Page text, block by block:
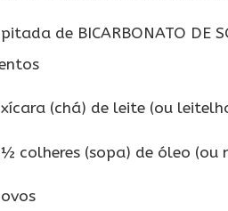
de BICARBONATO DE
(chá) de leite (ou
colheres (sopa) de óleo (ou